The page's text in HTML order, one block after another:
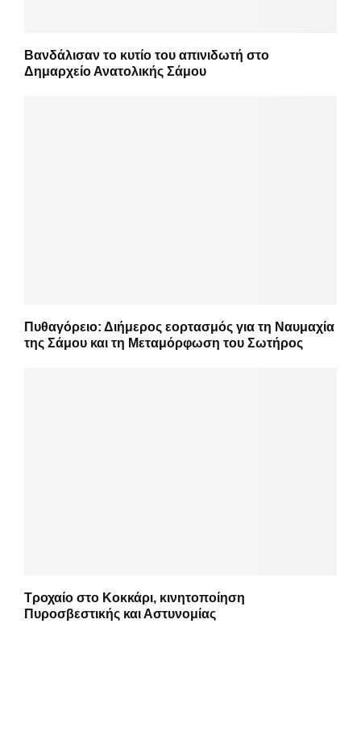
Βανδάλισαν το κυτίο του απινιδωτή στο
Δημαρχείο Ανατολικής Σάμου
Πυθαγόρειο: Διήμερος εορτασμός για τη Ναυμαχία
της Σάμου και τη Μεταμόρφωση του Σωτήρος
Τροχαίο στο Κοκκάρι, κινητοποίηση
Πυροσβεστικής και Αστυνομίας